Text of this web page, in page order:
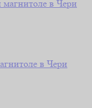
в Чери